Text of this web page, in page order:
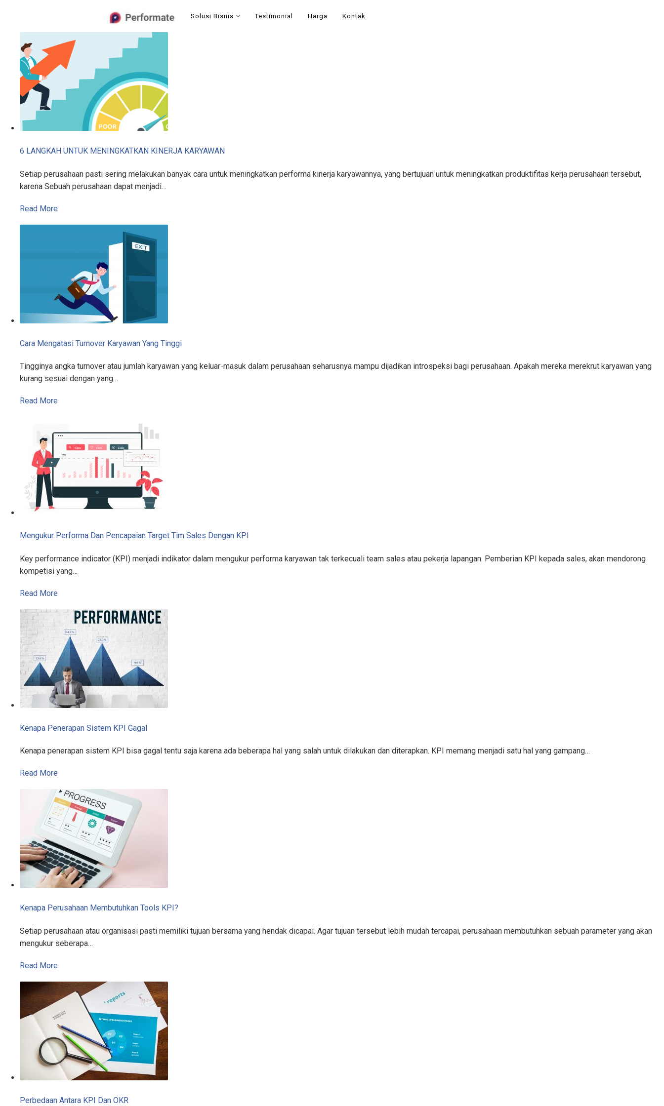
content
Solusi Bisnis Testimonial Harga Kontak
6 LANGKAH UNTUK MENINGKATKAN KINERJA KARYAWAN
Setiap perusahaan pasti sering melakukan banyak cara untuk meningkatkan performa kinerja karyawannya, yang bertujuan untuk meningkatkan produktifitas kerja perusahaan tersebut,
karena Sebuah perusahaan dapat menjadi…
Read More
Cara Mengatasi Turnover Karyawan Yang Tinggi
Tingginya angka turnover atau jumlah karyawan yang keluar-masuk dalam perusahaan seharusnya mampu dijadikan introspeksi bagi perusahaan. Apakah mereka merekrut karyawan yang
kurang sesuai dengan yang…
Read More
Mengukur Performa Dan Pencapaian Target Tim Sales Dengan KPI
Key performance indicator (KPI) menjadi indikator dalam mengukur performa karyawan tak terkecuali team sales atau pekerja lapangan. Pemberian KPI kepada sales, akan mendorong
kompetisi yang…
Read More
Kenapa Penerapan Sistem KPI Gagal
Kenapa penerapan sistem KPI bisa gagal tentu saja karena ada beberapa hal yang salah untuk dilakukan dan diterapkan. KPI memang menjadi satu hal yang gampang…
Read More
Kenapa Perusahaan Membutuhkan Tools KPI?
Setiap perusahaan atau organisasi pasti memiliki tujuan bersama yang hendak dicapai. Agar tujuan tersebut lebih mudah tercapai, perusahaan membutuhkan sebuah parameter yang akan
mengukur seberapa…
Read More
Perbedaan Antara KPI Dan OKR